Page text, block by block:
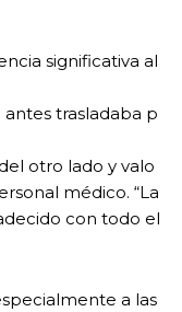
significativa al
trasladaba p
otro lado y valo
médico. “La
con todo el
a las